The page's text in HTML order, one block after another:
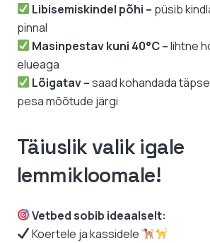
Libisemiskindel põhi – püsib
pinnal
Masinpestav kuni 40°C –lihtne
elueaga
Lõigatav –saad kohandada
pesa mõõtude järgi
Täiuslik valik igale
lemmikloomale!
Vetbed sobib ideaalselt:
Koertele ja kassidele